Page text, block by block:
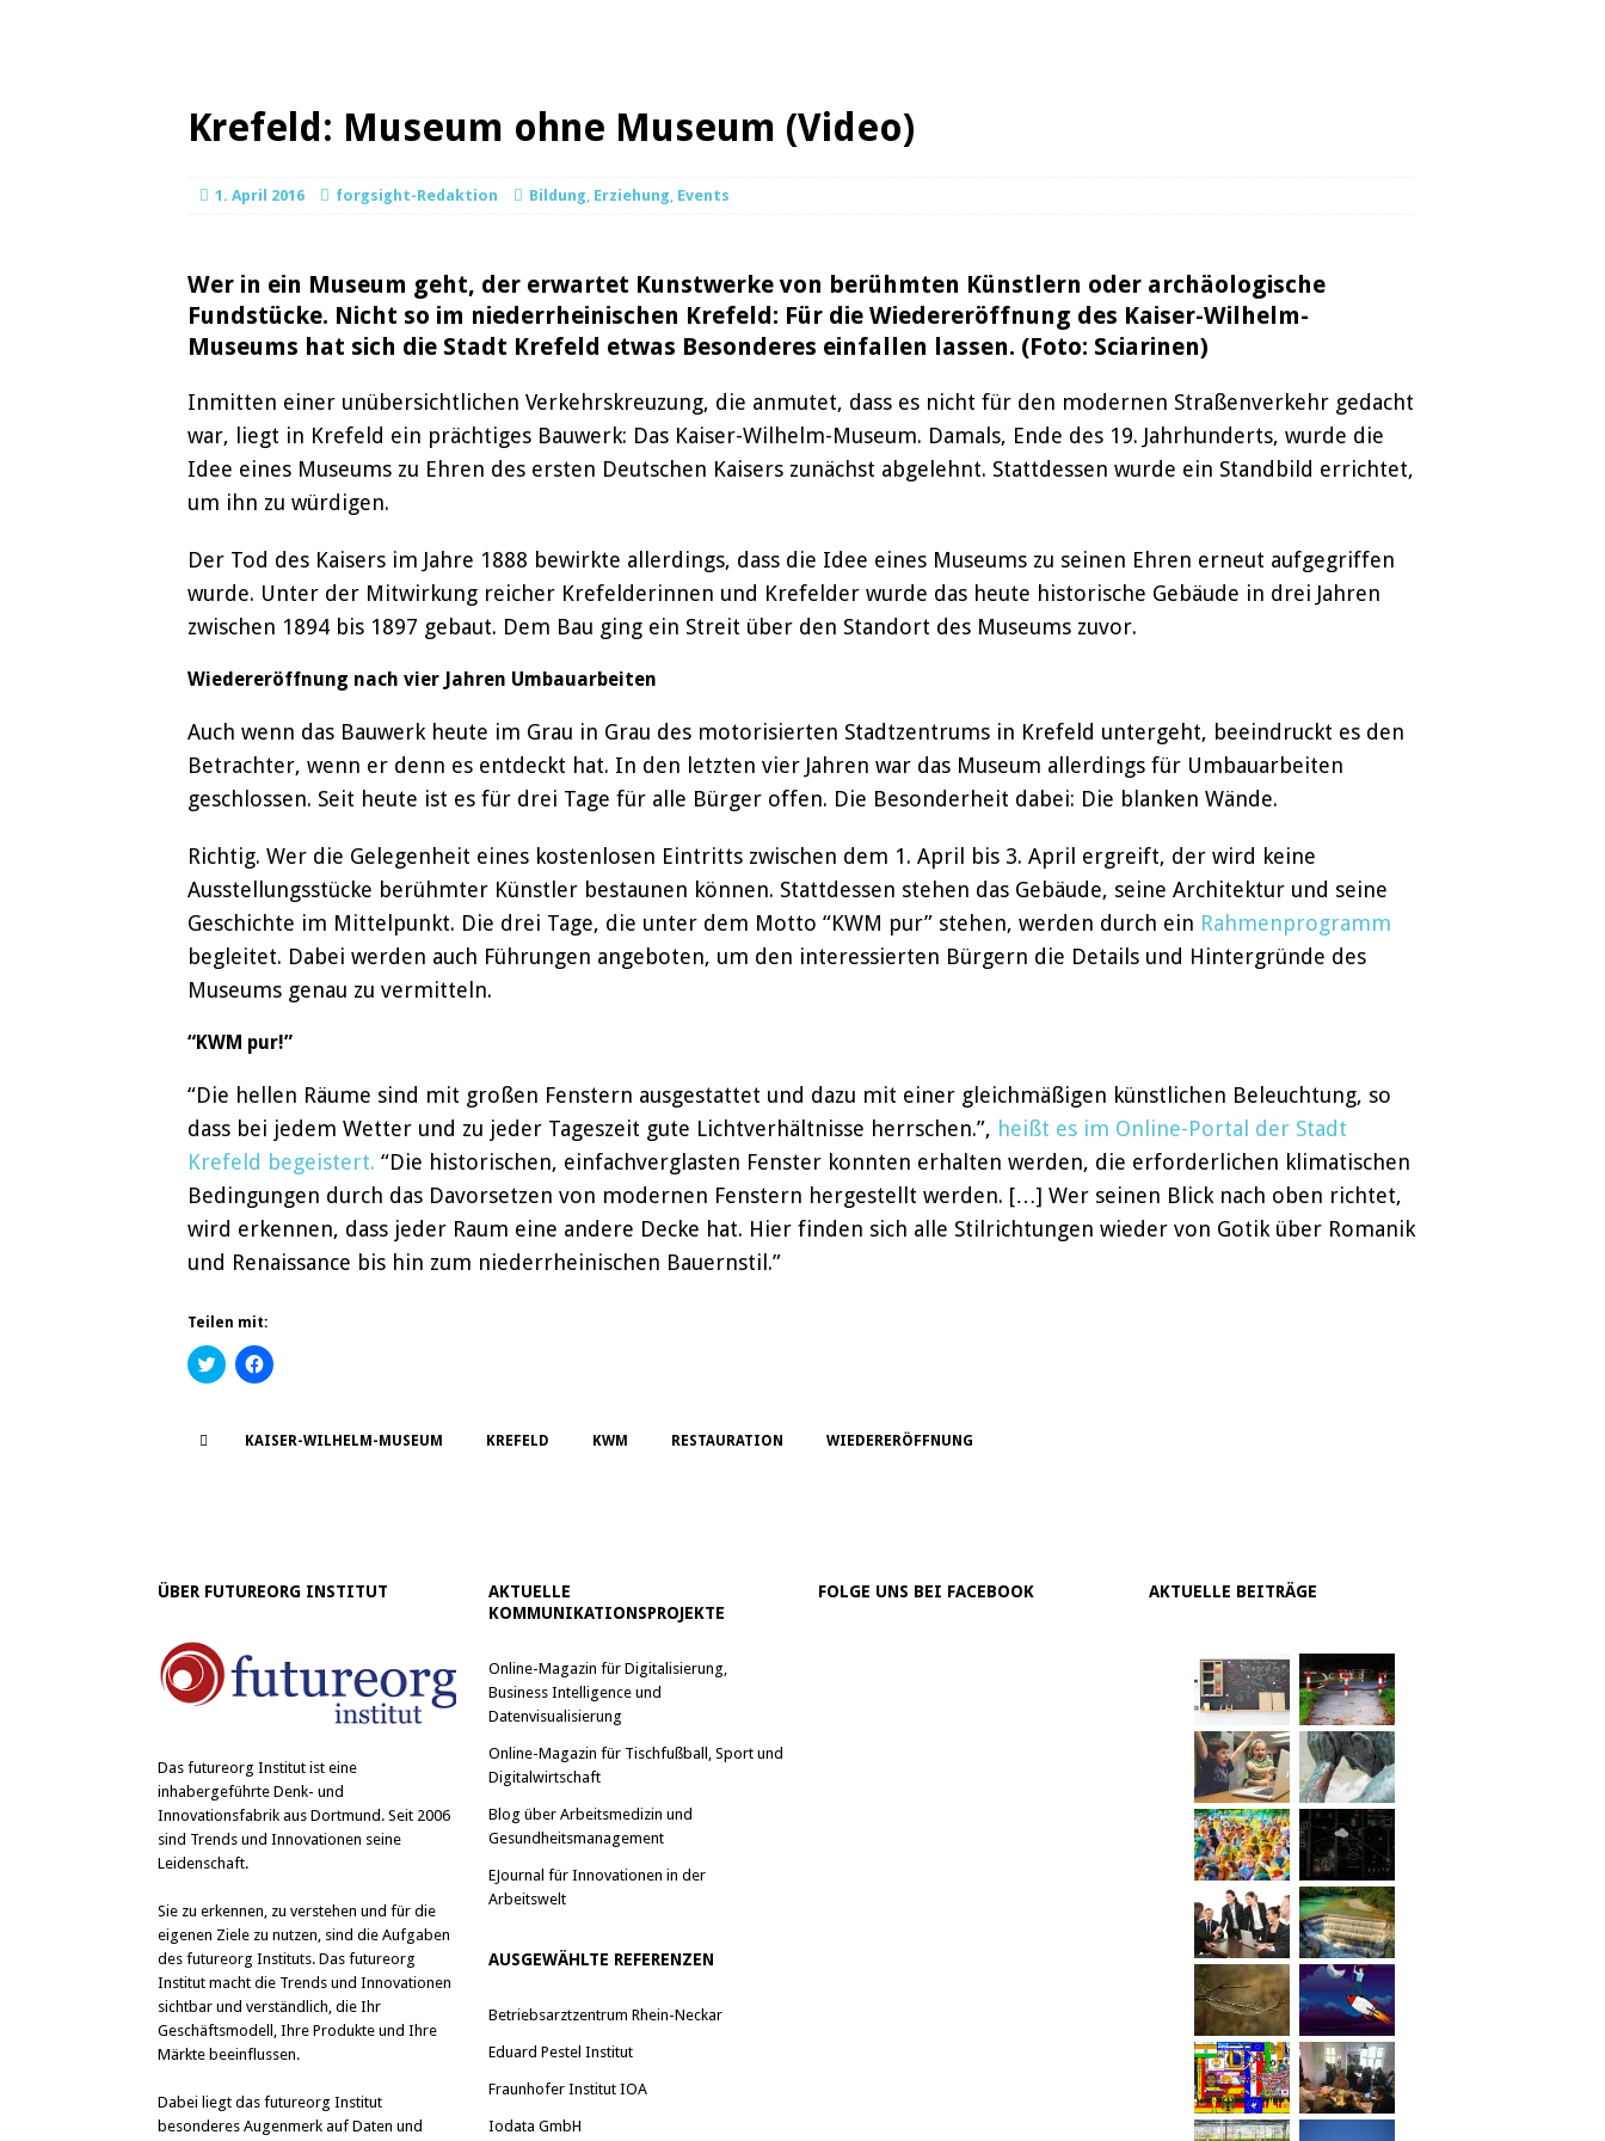
Krefeld: Museum ohne Museum (Video)
1. April 2016 forgsight-Redaktion Bildung, Erziehung, Events
Wer in ein Museum geht, der erwartet Kunstwerke von berühmten Künstlern oder archäologische
Fundstücke. Nicht so im niederrheinischen Krefeld: Für die Wiedereröffnung des Kaiser-Wilhelm-
Museums hat sich die Stadt Krefeld etwas Besonderes einfallen lassen. (Foto: Sciarinen)
Inmitten einer unübersichtlichen Verkehrskreuzung, die anmutet, dass es nicht für den modernen Straßenverkehr gedacht
war, liegt in Krefeld ein prächtiges Bauwerk: Das Kaiser-Wilhelm-Museum. Damals, Ende des 19. Jahrhunderts, wurde die
Idee eines Museums zu Ehren des ersten Deutschen Kaisers zunächst abgelehnt. Stattdessen wurde ein Standbild errichtet,
um ihn zu würdigen.
Der Tod des Kaisers im Jahre 1888 bewirkte allerdings, dass die Idee eines Museums zu seinen Ehren erneut aufgegriffen
wurde. Unter der Mitwirkung reicher Krefelderinnen und Krefelder wurde das heute historische Gebäude in drei Jahren
zwischen 1894 bis 1897 gebaut. Dem Bau ging ein Streit über den Standort des Museums zuvor.
Wiedereröffnung nach vier Jahren Umbauarbeiten
Auch wenn das Bauwerk heute im Grau in Grau des motorisierten Stadtzentrums in Krefeld untergeht, beeindruckt es den
Betrachter, wenn er denn es entdeckt hat. In den letzten vier Jahren war das Museum allerdings für Umbauarbeiten
geschlossen. Seit heute ist es für drei Tage für alle Bürger offen. Die Besonderheit dabei: Die blanken Wände.
Richtig. Wer die Gelegenheit eines kostenlosen Eintritts zwischen dem 1. April bis 3. April ergreift, der wird keine
Ausstellungsstücke berühmter Künstler bestaunen können. Stattdessen stehen das Gebäude, seine Architektur und seine
Geschichte im Mittelpunkt. Die drei Tage, die unter dem Motto “KWM pur” stehen, werden durch ein Rahmenprogramm
begleitet. Dabei werden auch Führungen angeboten, um den interessierten Bürgern die Details und Hintergründe des
Museums genau zu vermitteln.
“KWM pur!”
“Die hellen Räume sind mit großen Fenstern ausgestattet und dazu mit einer gleichmäßigen künstlichen Beleuchtung, so
dass bei jedem Wetter und zu jeder Tageszeit gute Lichtverhältnisse herrschen.”, heißt es im Online-Portal der Stadt
Krefeld begeistert. “Die historischen, einfachverglasten Fenster konnten erhalten werden, die erforderlichen klimatischen
Bedingungen durch das Davorsetzen von modernen Fenstern hergestellt werden. […] Wer seinen Blick nach oben richtet,
wird erkennen, dass jeder Raum eine andere Decke hat. Hier finden sich alle Stilrichtungen wieder von Gotik über Romanik
und Renaissance bis hin zum niederrheinischen Bauernstil.”
Teilen mit:
K
l
t
z
u
t
n
W
i
r
d
i
n
e
u
e
m
F
e
s
t
r
ö
f
K
l
,
b
u
t
e
n
(
W
i
r
d
e
u
e
m
F
e
s
t
r
e
ö
f
KAISER-WILHELM-MUSEUM KREFELD KWM RESTAURATION WIEDERERÖFFNUNG
ÜBER FUTUREORG INSTITUT
Das futureorg Institut ist eine
inhabergeführte Denk- und
Innovationsfabrik aus Dortmund. Seit 2006
sind Trends und Innovationen seine
Leidenschaft.
Sie zu erkennen, zu verstehen und für die
eigenen Ziele zu nutzen, sind die Aufgaben
des futureorg Instituts. Das futureorg
Institut macht die Trends und Innovationen
sichtbar und verständlich, die Ihr
Geschäftsmodell, Ihre Produkte und Ihre
Märkte beeinflussen.
Dabei liegt das futureorg Institut
besonderes Augenmerk auf Daten und
AKTUELLE
KOMMUNIKATIONSPROJEKTE
Online-Magazin für Digitalisierung,
Business Intelligence und
Datenvisualisierung
Online-Magazin für Tischfußball, Sport und
Digitalwirtschaft
Blog über Arbeitsmedizin und
Gesundheitsmanagement
EJournal für Innovationen in der
Arbeitswelt
AUSGEWÄHLTE REFERENZEN
Betriebsarztzentrum Rhein-Neckar
Eduard Pestel Institut
Fraunhofer Institut IOA
Iodata GmbH
FOLGE UNS BEI FACEBOOK AKTUELLE BEITRÄGE